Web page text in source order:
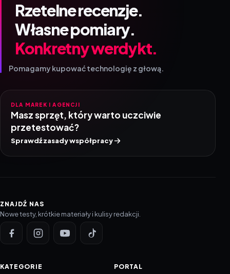
Rzetelne recenzje.
Własne pomiary.
Konkretny werdykt.
Pomagamy kupować technologię z głową.
DLA MAREK I AGENCJI
Masz sprzęt, który warto uczciwie
przetestować?
Sprawdź zasady współpracy
ZNAJDŹ NAS
Nowe testy, krótkie materiały i kulisy redakcji.
KATEGORIE PORTAL